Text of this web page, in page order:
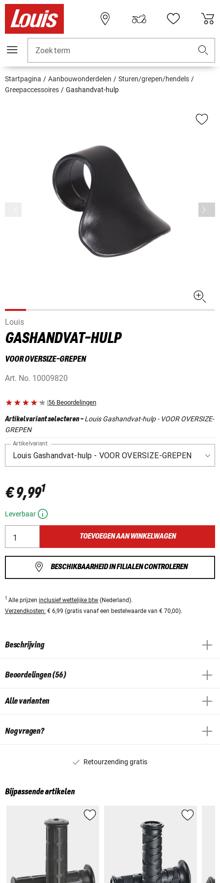
Zoekterm
Startpagina Aanbouwonderdelen
Sturen/grepen/hendels
Greepaccessoires
Gashandvat-hulp
Louis
GASHANDVAT-HULP
VOOR OVERSIZE-GREPEN
Art. No. 10009820
|56 Beoordelingen
Artikelvariant selecteren-Louis Gashandvat-hulp - VOOR OVERSIZE-
GREPEN
Artikelvariant
€ 9,991
Leverbaar
TOEVOEGEN AAN WINKELWAGEN
BESCHIKBAARHEID IN FILIALEN CONTROLEREN
1 Alle prijzen inclusief wettelijke btw (Nederland).
Verzendkosten: € 6,99 (gratis vanaf een bestelwaarde van € 70,00).
Beschrijving
Beoordelingen (56)
Alle varianten
Nog vragen?
Retourzending gratis
Bijpassende artikelen